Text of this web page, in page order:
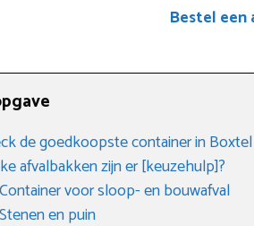
Bestel een
de goedkoopste container in Boxtel
afvalbakken zijn er [keuzehulp]?
Container voor sloop- en bouwafval
Stenen en puin